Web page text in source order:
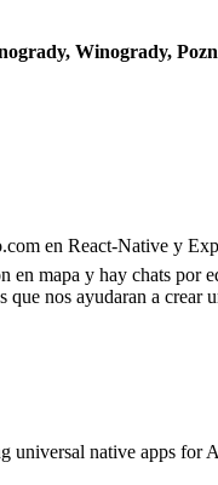
Winogrady,
en React-Native y
en mapa y hay chats por
que nos ayudaran a crear
universal native apps for